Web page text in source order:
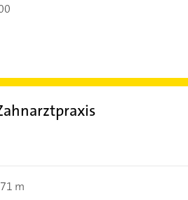
71 m